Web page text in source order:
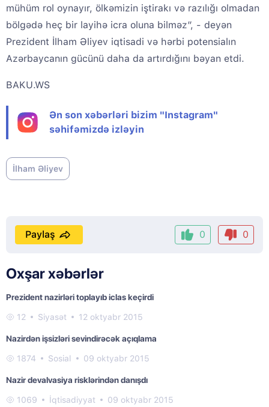
mühüm rol oynayır, ölkəmizin iştirakı və razılığı olmadan
bölgədə heç bir layihə icra oluna bilməz”, - deyən
Prezident İlham Əliyev iqtisadi və hərbi potensialın
Azərbaycanın gücünü daha da artırdığını bəyan etdi.
BAKU.WS
Ən son xəbərləri bizim "Instagram"
səhifəmizdə izləyin
İlham Əliyev
0 0
Paylaş
Oxşar xəbərlər
Prezident nazirləri toplayıb iclas keçirdi
12 Siyasət 12 oktyabr 2015
Nazirdən işsizləri sevindirəcək açıqlama
1874 Sosial 09 oktyabr 2015
Nazir devalvasiya risklərindən danışdı
1069 İqtisadiyyat 09 oktyabr 2015